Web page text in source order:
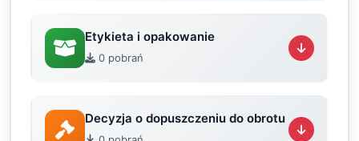
Etykieta i opakowanie
0 pobrań
Decyzja o dopuszczeniu do obrotu